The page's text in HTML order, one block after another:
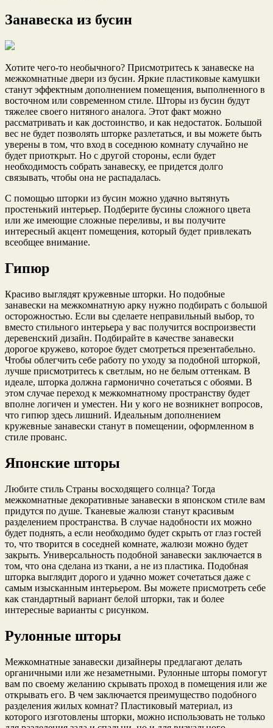
Занавеска из бусин
Хотите чего-то необычного? Присмотритесь к занавеске на
межкомнатные двери из бусин. Яркие пластиковые камушки
станут эффектным дополнением помещения, выполненного в
восточном или современном стиле. Шторы из бусин будут
тяжелее своего нитяного аналога. Этот факт можно
рассматривать и как достоинство, и как недостаток. Большой
вес не будет позволять шторке разлетаться, и вы можете быть
уверены в том, что вход в соседнюю комнату случайно не
будет приоткрыт. Но с другой стороны, если будет
необходимость собрать занавеску, ее придется долго
связывать, чтобы она не распадалась.
С помощью шторки из бусин можно удачно вытянуть
простенький интерьер. Подберите бусины сложного цвета
или же имеющие сложные переливы, и вы получите
интересный акцент помещения, который будет привлекать
всеобщее внимание.
Гипюр
Красиво выглядят кружевные шторки. Но подобные
занавески на межкомнатную арку нужно подбирать с большой
осторожностью. Если вы сделаете неправильный выбор, то
вместо стильного интерьера у вас получится воспроизвести
деревенский дизайн. Подбирайте в качестве занавески
дорогое кружево, которое будет смотреться презентабельно.
Чтобы облегчить себе работу по уходу за подобной шторкой,
лучше присмотритесь к светлым, но не белым оттенкам. В
идеале, шторка должна гармонично сочетаться с обоями. В
этом случае переход к межкомнатному пространству будет
вполне логичен и уместен. Ни у кого не возникнет вопросов,
что гипюр здесь лишний. Идеальным дополнением
кружевные занавески станут в помещении, оформленном в
стиле прованс.
Японские шторы
Любите стиль Страны восходящего солнца? Тогда
межкомнатные декоративные занавески в японском стиле вам
придутся по душе. Тканевые жалюзи станут красивым
разделением пространства. В случае надобности их можно
будет поднять, а если необходимо будет скрыть от глаз гостей
то, что творится в соседней комнате, жалюзи можно будет
закрыть. Универсальность подобной занавески заключается в
том, что она сделана из ткани, а не из пластика. Подобная
шторка выглядит дорого и удачно может сочетаться даже с
самым изысканным интерьером. Вы можете присмотреть себе
как стандартный вариант белой шторки, так и более
интересные варианты с рисунком.
Рулонные шторы
Межкомнатные занавески дизайнеры предлагают делать
органичными или же незаметными. Рулонные шторы помогут
вам по своему желанию скрывать проход в помещения или же
открывать его. В чем заключается преимущество подобного
разделения жилых комнат? Пластиковый материал, из
которого изготовлены шторки, можно использовать не только